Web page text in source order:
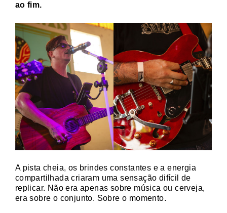
ao fim.
A pista cheia, os brindes constantes e a energia
compartilhada criaram uma sensação difícil de
replicar. Não era apenas sobre música ou cerveja,
era sobre o conjunto. Sobre o momento.